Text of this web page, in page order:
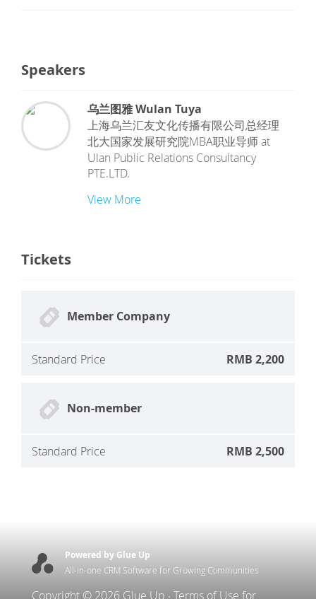
Speakers
乌兰图雅 Wulan Tuya
上海乌兰汇友文化传播有限公司总经理
北大国家发展研究院MBA职业导师at
Ulan Public Relations Consultancy
PTE.LTD.
View More
Tickets
Member Company
Standard Price RMB 2,200
Non-member
Standard Price RMB 2,500
Powered by Glue Up
All-in-one CRM Software for Growing Communities
Copyright © 2026 Glue Up Terms of Use for